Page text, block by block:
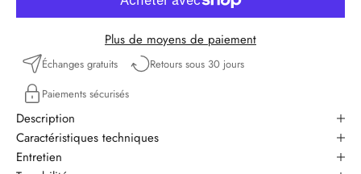
Plus de moyens de paiement
Échanges gratuits
Retours sous 30 jours
Paiements sécurisés
Description
Caractéristiques techniques
Entretien